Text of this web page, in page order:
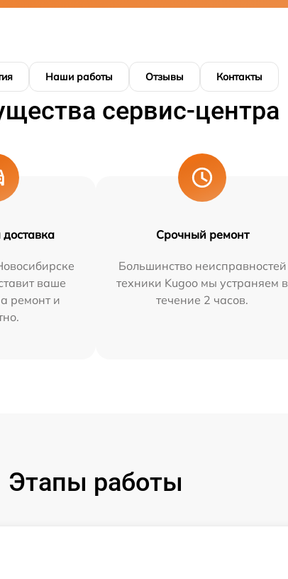
Наши работы Отзывы Контакты
сервис-центра
ваше
ремонт и
Срочный ремонт
Большинство неисправностей
техники Kugoo мы устраняем в
течение 2 часов.
Этапы работы